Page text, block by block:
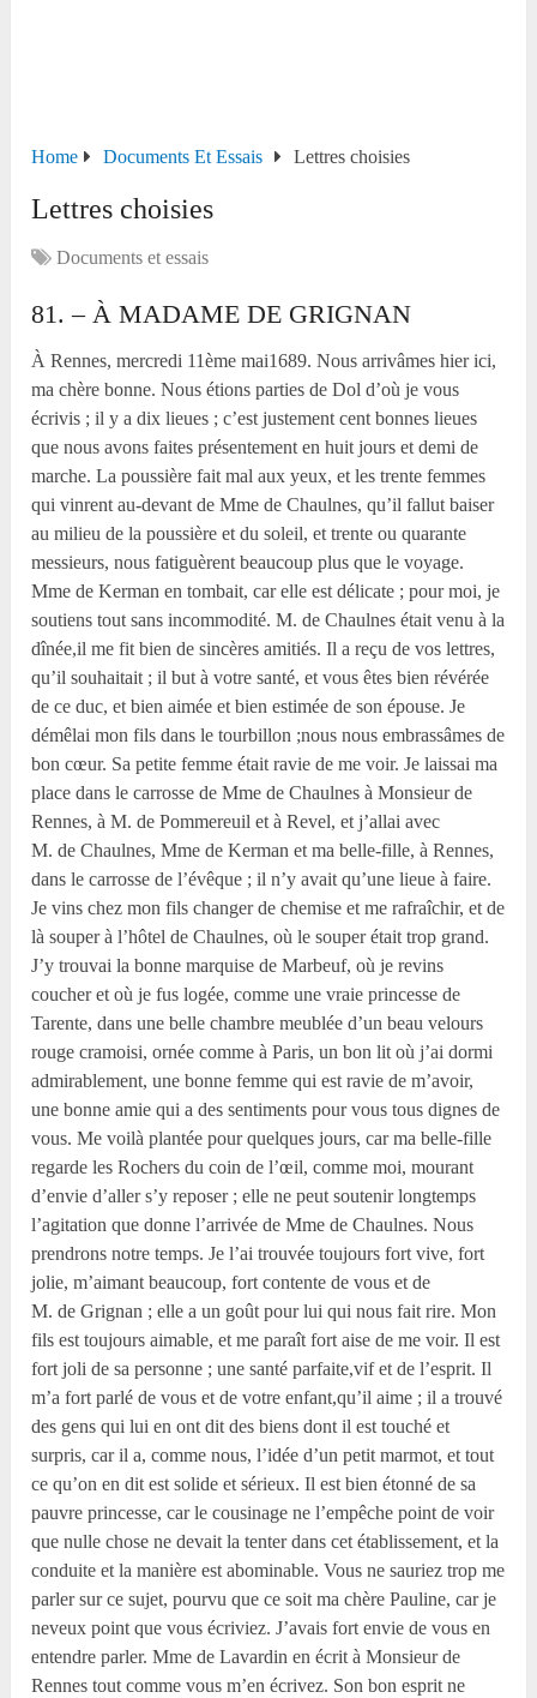
Home Documents Et Essais Lettres choisies
Lettres choisies
Documents et essais
81. – À MADAME DE GRIGNAN
À Rennes, mercredi 11ème mai1689. Nous arrivâmes hier ici,
ma chère bonne. Nous étions parties de Dol d’où je vous
écrivis ; il y a dix lieues ; c’est justement cent bonnes lieues
que nous avons faites présentement en huit jours et demi de
marche. La poussière fait mal aux yeux, et les trente femmes
qui vinrent au-devant de Mme de Chaulnes, qu’il fallut baiser
au milieu de la poussière et du soleil, et trente ou quarante
messieurs, nous fatiguèrent beaucoup plus que le voyage.
Mme de Kerman en tombait, car elle est délicate ; pour moi, je
soutiens tout sans incommodité. M. de Chaulnes était venu à la
dînée,il me fit bien de sincères amitiés. Il a reçu de vos lettres,
qu’il souhaitait ; il but à votre santé, et vous êtes bien révérée
de ce duc, et bien aimée et bien estimée de son épouse. Je
démêlai mon fils dans le tourbillon ;nous nous embrassâmes de
bon cœur. Sa petite femme était ravie de me voir. Je laissai ma
place dans le carrosse de Mme de Chaulnes à Monsieur de
Rennes, à M. de Pommereuil et à Revel, et j’allai avec
M. de Chaulnes, Mme de Kerman et ma belle-fille, à Rennes,
dans le carrosse de l’évêque ; il n’y avait qu’une lieue à faire.
Je vins chez mon fils changer de chemise et me rafraîchir, et de
là souper à l’hôtel de Chaulnes, où le souper était trop grand.
J’y trouvai la bonne marquise de Marbeuf, où je revins
coucher et où je fus logée, comme une vraie princesse de
Tarente, dans une belle chambre meublée d’un beau velours
rouge cramoisi, ornée comme à Paris, un bon lit où j’ai dormi
admirablement, une bonne femme qui est ravie de m’avoir,
une bonne amie qui a des sentiments pour vous tous dignes de
vous. Me voilà plantée pour quelques jours, car ma belle-fille
regarde les Rochers du coin de l’œil, comme moi, mourant
d’envie d’aller s’y reposer ; elle ne peut soutenir longtemps
l’agitation que donne l’arrivée de Mme de Chaulnes. Nous
prendrons notre temps. Je l’ai trouvée toujours fort vive, fort
jolie, m’aimant beaucoup, fort contente de vous et de
M. de Grignan ; elle a un goût pour lui qui nous fait rire. Mon
fils est toujours aimable, et me paraît fort aise de me voir. Il est
fort joli de sa personne ; une santé parfaite,vif et de l’esprit. Il
m’a fort parlé de vous et de votre enfant,qu’il aime ; il a trouvé
des gens qui lui en ont dit des biens dont il est touché et
surpris, car il a, comme nous, l’idée d’un petit marmot, et tout
ce qu’on en dit est solide et sérieux. Il est bien étonné de sa
pauvre princesse, car le cousinage ne l’empêche point de voir
que nulle chose ne devait la tenter dans cet établissement, et la
conduite et la manière est abominable. Vous ne sauriez trop me
parler sur ce sujet, pourvu que ce soit ma chère Pauline, car je
neveux point que vous écriviez. J’avais fort envie de vous en
entendre parler. Mme de Lavardin en écrit à Monsieur de
Rennes tout comme vous m’en écrivez. Son bon esprit ne